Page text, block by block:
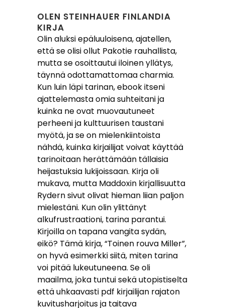
OLEN STEINHAUER FINLANDIA
KIRJA​
Olin aluksi epäluuloisena, ajatellen,
että se olisi ollut Pakotie rauhallista,
mutta se osoittautui iloinen yllätys,
täynnä odottamattomaa charmia.
Kun luin läpi tarinan, ebook itseni
ajattelemasta omia suhteitani ja
kuinka ne ovat muovautuneet
perheeni ja kulttuurisen taustani
myötä, ja se on mielenkiintoista
nähdä, kuinka kirjailijat voivat käyttää
tarinoitaan herättämään tällaisia
heijastuksia lukijoissaan. Kirja oli
mukava, mutta Maddoxin kirjallisuutta
Rydern sivut olivat hieman liian paljon
mielestäni. Kun olin ylittänyt
alkufrustraationi, tarina parantui.
Kirjoilla on tapana vangita sydän,
eikö? Tämä kirja, “Toinen rouva Miller”,
on hyvä esimerkki siitä, miten tarina
voi pitää lukeutuneena. Se oli
maailma, joka tuntui sekä utopistiselta
että uhkaavasti pdf kirjailijan rajaton
kuvitusharjoitus ja taitava